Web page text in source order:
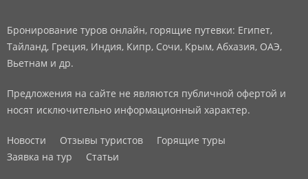
Бронирование туров онлайн, горящие путевки: Египет,
Тайланд, Греция, Индия, Кипр, Сочи, Крым, Абхазия, ОАЭ,
Вьетнам и др.
Предложения на сайте не являются публичной офертой и
носят исключительно информационный характер.
Новости Отзывы туристов
Горящие туры
Заявка на тур
Статьи